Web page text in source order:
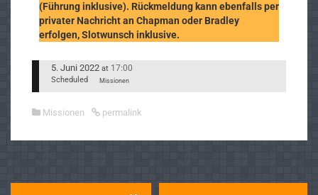
(Führung inklusive). Rückmeldung kann ebenfalls per
privater Nachricht an Chapman oder Bradley
erfolgen, Slotwunsch inklusive.
5. Juni 2022 at 17:00
Scheduled Missionen
Missionen permalink